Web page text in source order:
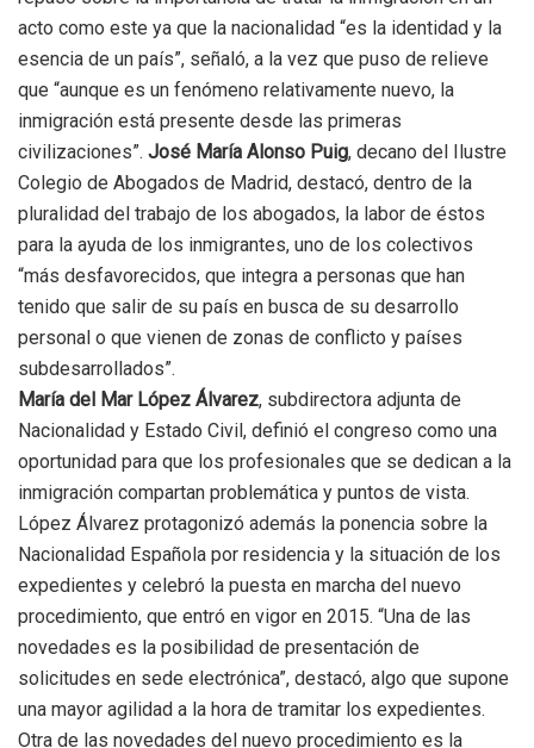
acto como este ya que la nacionalidad “es la identidad y la
esencia de un país”, señaló, a la vez que puso de relieve
que “aunque es un fenómeno relativamente nuevo, la
inmigración está presente desde las primeras
civilizaciones”. José María Alonso Puig, decano del Ilustre
Colegio de Abogados de Madrid, destacó, dentro de la
pluralidad del trabajo de los abogados, la labor de éstos
para la ayuda de los inmigrantes, uno de los colectivos
“más desfavorecidos, que integra a personas que han
tenido que salir de su país en busca de su desarrollo
personal o que vienen de zonas de conflicto y países
subdesarrollados”.
María del Mar López Álvarez, subdirectora adjunta de
Nacionalidad y Estado Civil, definió el congreso como una
oportunidad para que los profesionales que se dedican a la
inmigración compartan problemática y puntos de vista.
López Álvarez protagonizó además la ponencia sobre la
Nacionalidad Española por residencia y la situación de los
expedientes y celebró la puesta en marcha del nuevo
procedimiento, que entró en vigor en 2015. “Una de las
novedades es la posibilidad de presentación de
solicitudes en sede electrónica”, destacó, algo que supone
una mayor agilidad a la hora de tramitar los expedientes.
Otra de las novedades del nuevo procedimiento es la